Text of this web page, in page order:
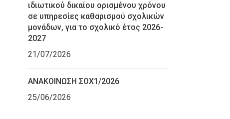
ιδιωτικού δικαίου ορισμένου χρόνου
σε υπηρεσίες καθαρισμού σχολικών
μονάδων, για το σχολικό έτος 2026-
2027
21/07/2026
ΑΝΑΚΟΙΝΩΣΗ ΣΟΧ1/2026
25/06/2026